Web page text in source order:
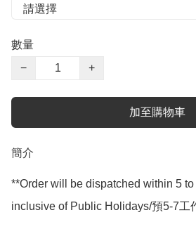
數量
−
+
加至購物車
簡介
**Order will be dispatched within 5
inclusive of Public Holidays/預5-7工